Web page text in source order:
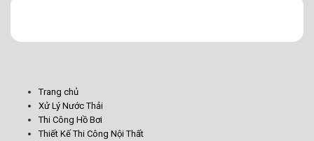
Trang chủ
Xử Lý Nước Thải
Thi Công Hồ Bơi
Thiết Kế Thi Công Nội Thất